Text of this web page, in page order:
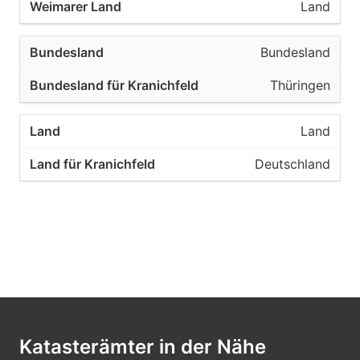
Land
Bundesland
Thüringen
Land
Deutschland
Katasterämter in der Nähe